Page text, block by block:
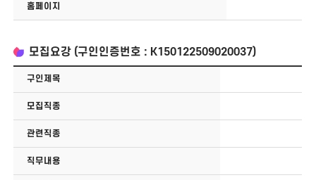
홈페이지
모집요강 (구인인증번호 : K150122509020037)
구인제목
모집직종
관련직종
직무내용